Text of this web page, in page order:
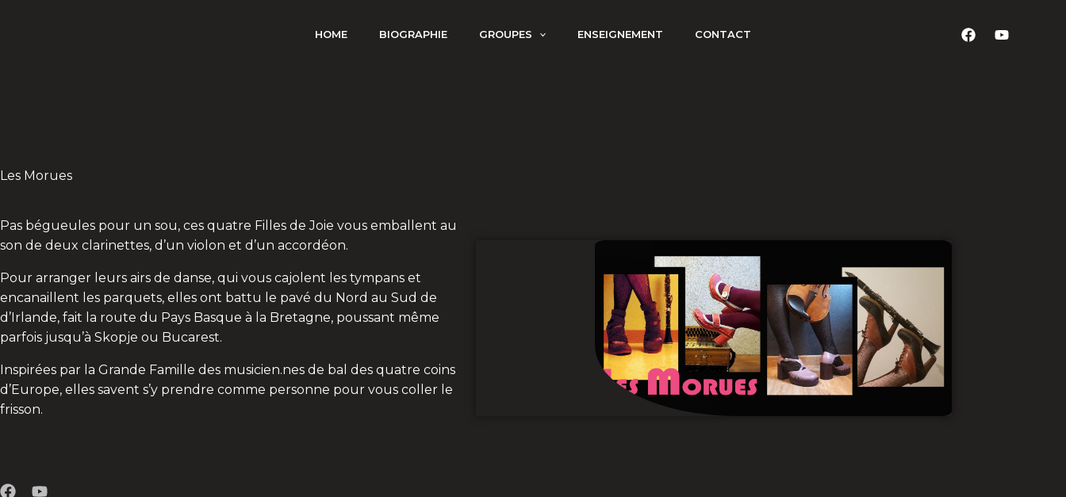
HOME BIOGRAPHIE GROUPES ENSEIGNEMENT CONTACT
Les Morues
Pas bégueules pour un sou, ces quatre Filles de Joie vous emballent au
son de deux clarinettes, d’un viol on et d’un accordéon.
Pour arranger leurs airs de danse, qui vous cajolent les tympans et
encanaillent les parquets, elles ont battu le pavé du Nord au Sud de
d’Irlande, fait la route du Pays Basque à la Bretagne, poussant même
parfois jusqu’à Skopje ou Bucarest.
Inspirées par la Grande Famille des musicien.nes de bal des quatre coins
d’Europe, elles savent s’y prend re comme personne pour vous coller le
frisson.